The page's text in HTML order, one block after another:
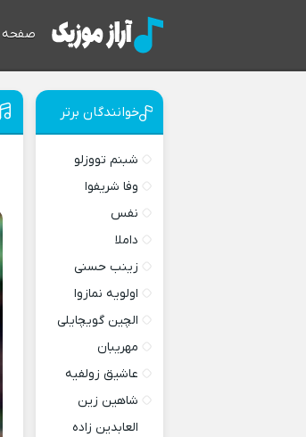
صفحه
خوانندگان برتر
شبنم تووزلو
وفا شریفوا
نفس
داملا
زینب حسنی
اولویه نمازوا
الچین گویچایلی
مهریبان
عاشیق زولفیه
شاهین زین
العابدین زاده